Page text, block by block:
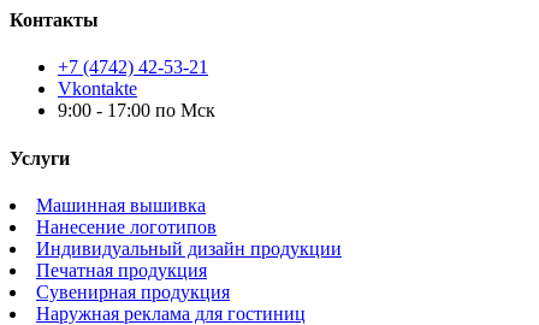
Контакты
+7 (4742) 42-53-21
Vkontakte
9:00 - 17:00 по Мск
Услуги
Машинная вышивка
Нанесение логотипов
Индивидуальный дизайн продукции
Печатная продукция
Сувенирная продукция
Наружная реклама для гостиниц